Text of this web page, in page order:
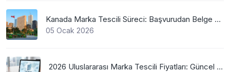
Kanada Marka Tescili Süreci: Başvurudan Belge Alımına Kadar Her Şey
05 Ocak 2026
2026 Uluslararası Marka Tescili Fiyatları: Güncel WIPO Ücretleri